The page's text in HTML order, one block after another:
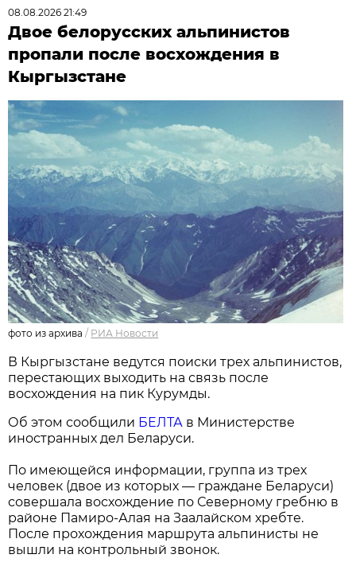
08.08.2026 21:49
Двое белорусских альпинистов
пропали после восхождения в
Кыргызстане
фото из архива / РИА Новости
В Кыргызстане ведутся поиски трех альпинистов,
перестающих выходить на связь после
восхождения на пик Курумды.
Об этом сообщили БЕЛТА в Министерстве
иностранных дел Беларуси.
По имеющейся информации, группа из трех
человек (двое из которых — граждане Беларуси)
совершала восхождение по Северному гребню в
районе Памиро-Алая на Заалайском хребте.
После прохождения маршрута альпинисты не
вышли на контрольный звонок.